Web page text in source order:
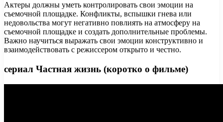
Актеры должны уметь контролировать свои эмоции на
съемочной площадке. Конфликты, вспышки гнева или
недовольства могут негативно повлиять на атмосферу на
съемочной площадке и создать дополнительные проблемы.
Важно научиться выражать свои эмоции конструктивно и
взаимодействовать с режиссером открыто и честно.
сериал Частная жизнь (коротко о фильме)